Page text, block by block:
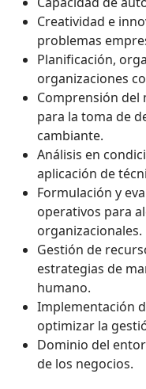
Creatividad e
problemas
Planificación,
organizaciones
Comprensión
para la toma de
cambiante.
Análisis en
aplicación de
Formulación y
operativos para
organizacionales.
Gestión de
estrategias de
humano.
Implementación
optimizar la
Dominio del
de los negocios.